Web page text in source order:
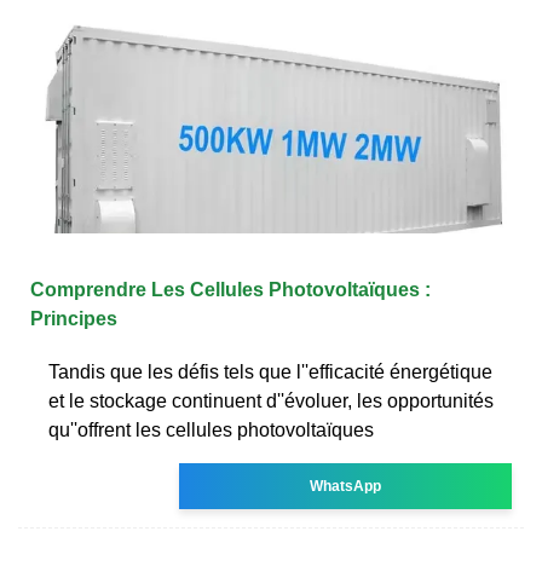
Comprendre Les Cellules Photovoltaïques :
Principes
Tandis que les défis tels que l''efficacité énergétique
et le stockage continuent d''évoluer, les opportunités
qu''offrent les cellules photovoltaïques
WhatsApp